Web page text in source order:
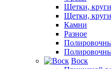
Щетки,
Щетки,
Камни
Разное
Воск